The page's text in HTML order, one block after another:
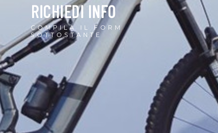
RICHIEDI INFO
COMPILA IL FORM
SOTTOSTANTE